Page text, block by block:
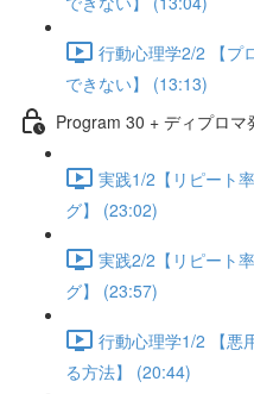
行動心理学2/2 【
できない】 (13:13)
Program 30 + ディプロマ
実践1/2【リピート
グ】 (23:02)
実践2/2【リピート
グ】 (23:57)
行動心理学1/2 【
る方法】 (20:44)